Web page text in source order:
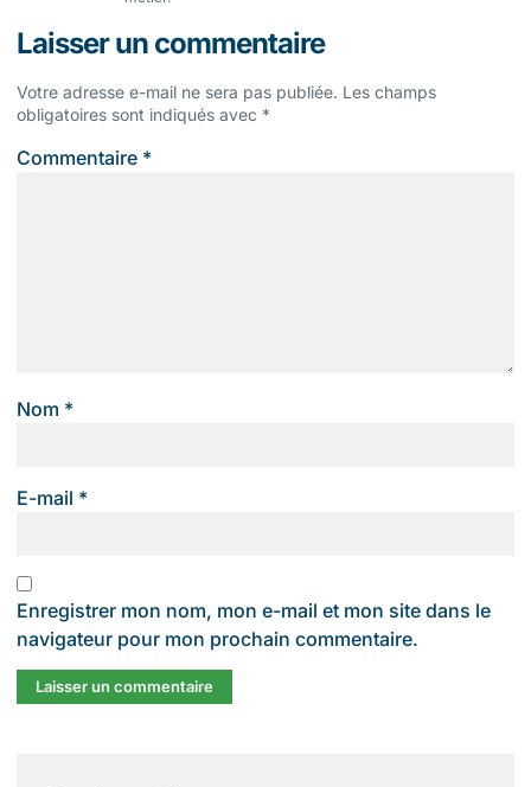
Laisser un commentaire
Votre adresse e-mail ne sera pas publiée. Les champs
obligatoires sont indiqués avec *
Commentaire *
Nom *
E-mail *
Enregistrer mon nom, mon e-mail et mon site dans le
navigateur pour mon prochain commentaire.